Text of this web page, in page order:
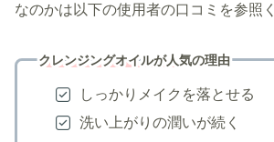
なのかは以下の使用者の口コミを参照
クレンジングオイルが人気の理由
しっかりメイクを落とせる
洗い上がりの潤いが続く